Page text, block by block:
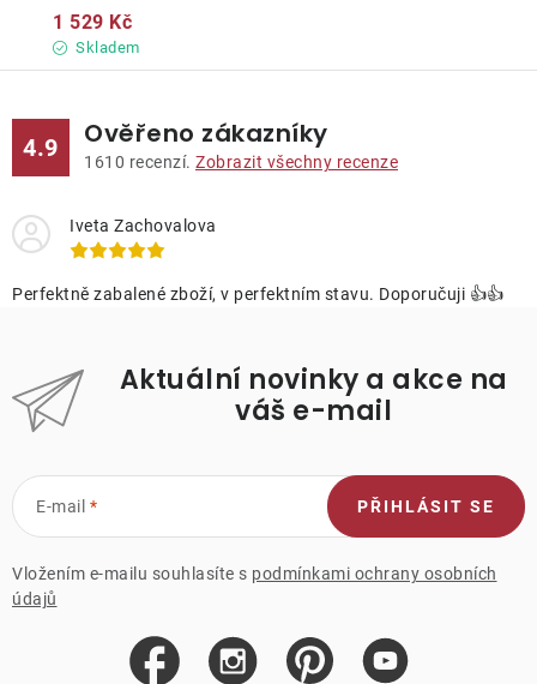
Skladem
1 529 Kč
4.9 Ověřeno zákazníky
1610 recenzí. Zobrazit všechny recenze
Iveta Zachovalova
Perfektně zabalené zboží, v perfektním stavu. Doporučuji 👍👍
Aktuální novinky a akce na
váš e-mail
E-mail
Vložením e-mailu souhlasíte s podmínkami ochrany osobních
údajů
PŘIHLÁSIT SE